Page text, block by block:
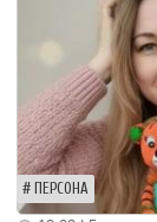
ПЕРСОНА